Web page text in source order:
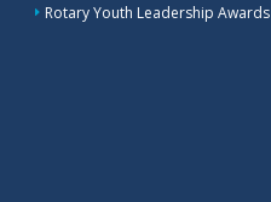
Rotary Youth Leadership Awards